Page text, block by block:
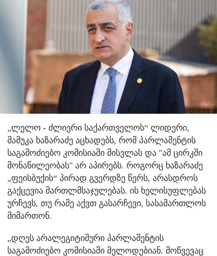
„ლელო - ძლიერი საქართველოს“ ლიდერი,
მამუკა ხაზარაძე აცხადებს, რომ პარლამენტის
საგამოძიებო კომისიაში მისვლას და "ამ ცირკში
მონაწილეობას" არ აპირებს. როგორც ხაზარაძე
„ფეისბუქის“ პირად გვერდზე წერს, არასდროს
გაქცევია მართლმსაჯულებას. ის ხელისუფლებას
ურჩევს, თუ რამე აქვთ გასარჩევი, სასამართლოს
მიმართონ.
„დღეს არალეგიტიმური პარლამენტის
საგამოძიებო კომისიაში მელოდებიან. მოწვევაც